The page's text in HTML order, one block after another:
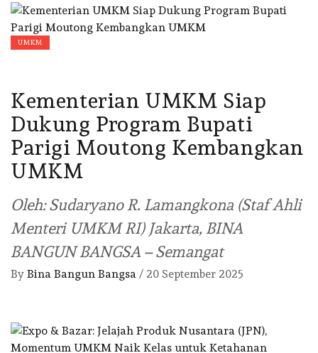
UMKM
Kementerian UMKM Siap
Dukung Program Bupati
Parigi Moutong Kembangkan
UMKM
Oleh: Sudaryano R. Lamangkona (Staf Ahli
Menteri UMKM RI) Jakarta, BINA
BANGUN BANGSA – Semangat
By Bina Bangun Bangsa / 20 September 2025